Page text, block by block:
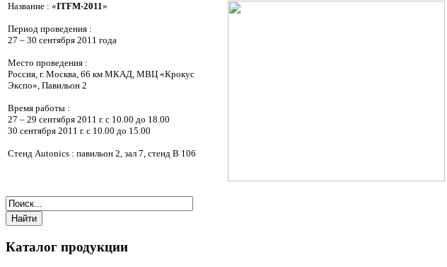
Название : «ITFM-2011»
Период проведения :
27 – 30 сентября 2011 года
Место проведения :
Россия, г. Москва, 66 км МКАД, МВЦ «Крокус
Экспо», Павильон 2
Время работы :
27 – 29 сентября 2011 г. с 10.00 до 18.00
30 сентября 2011 г. с 10.00 до 15.00
Стенд Autonics : павильон 2, зал 7, стенд B 106
Каталог продукции